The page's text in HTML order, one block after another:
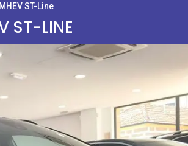
ST-Line
ST-LINE